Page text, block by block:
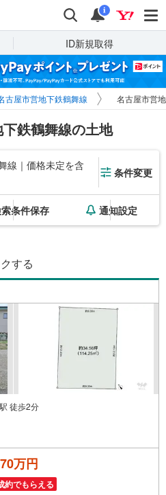
検索 通知
i
ID新規取得
古屋市営地下鉄鶴舞線 名古屋市営
鉄鶴舞線の土地
線｜価格未定を含
条件変更
条件保存 通知設定
する
徒歩2分
万円
約でもらえる